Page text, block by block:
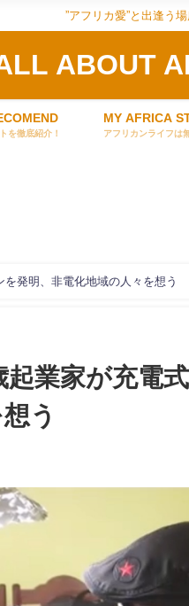
”アフリカ愛”と出逢う場
ABOUT
を徹底紹介！
MY AFRICA
アフリカンライフは
発明、非電化地域の人々を想う
起業家が充電
う